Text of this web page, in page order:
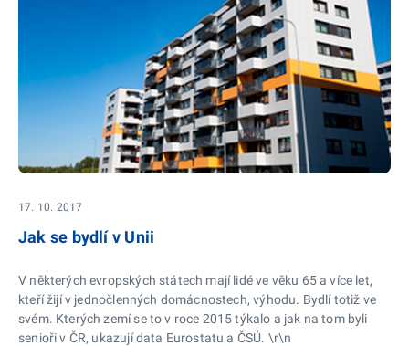
17. 10. 2017
Jak se bydlí v Unii
V některých evropských státech mají lidé ve věku 65 a více let,
kteří žijí v jednočlenných domácnostech, výhodu. Bydlí totiž ve
svém. Kterých zemí se to v roce 2015 týkalo a jak na tom byli
senioři v ČR, ukazují data Eurostatu a ČSÚ. \r\n